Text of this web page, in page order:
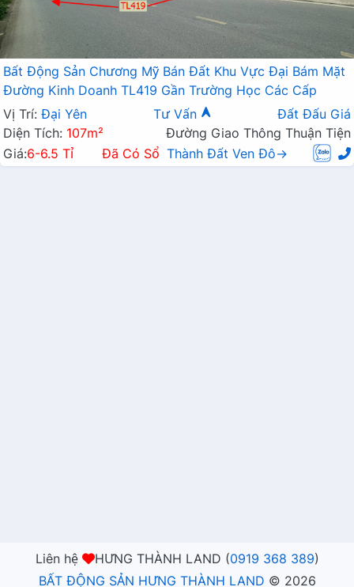
Bất Động Sản Chương Mỹ Bán Đất Khu Vực Đại Bám Mặt
Đường Kinh Doanh TL419 Gần Trường Học Các Cấp
Vị Trí: Đại Yên Tư Vấn
Đất Đấu Giá
Diện Tích: 107m²
Đường Giao Thông Thuận Tiện
Giá:6-6.5 Tỉ Đã Có Sổ Thành Đất Ven Đô→
Liên hệ HƯNG THÀNH LAND (0919 368 389)
BẤT ĐỘNG SẢN HƯNG THÀNH LAND © 2026